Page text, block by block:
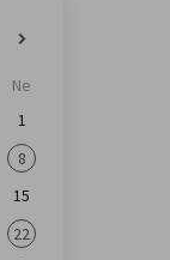
Ne
1
8
15
22